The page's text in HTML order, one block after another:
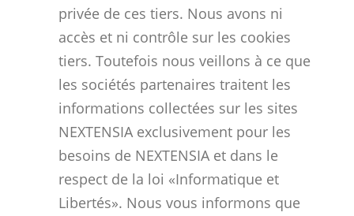
privée de ces tiers. Nous avons ni
accès et ni contrôle sur les cookies
tiers. Toutefois nous veillons à ce que
les sociétés partenaires traitent les
informations collectées sur les sites
NEXTENSIA exclusivement pour les
besoins de NEXTENSIA et dans le
respect de la loi «Informatique et
Libertés». Nous vous informons que